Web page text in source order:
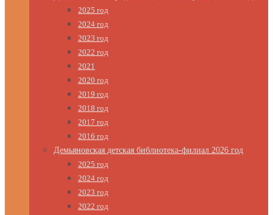
2025 год
2024 год
2023 год
2022 год
2021
2020 год
2019 год
2018 год
2017 год
2016 год
Демьяновская детская библиотека-филиал 2026 год
2025 год
2024 год
2023 год
2022 год